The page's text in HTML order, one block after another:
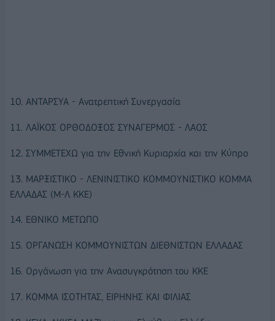
10. ΑΝΤΑΡΣΥΑ - Ανατρεπτική Συνεργασία
11. ΛΑΪΚΟΣ ΟΡΘΟΔΟΞΟΣ ΣΥΝΑΓΕΡΜΟΣ - ΛΑΟΣ
12. ΣΥΜΜΕΤΕΧΩ για την Εθνική Κυριαρχία και την Κύπρο
13. ΜΑΡΞΙΣΤΙΚΟ - ΛΕΝΙΝΙΣΤΙΚΟ ΚΟΜΜΟΥΝΙΣΤΙΚΟ ΚΟΜΜΑ
ΕΛΛΑΔΑΣ (Μ-Λ ΚΚΕ)
14. ΕΘΝΙΚΟ ΜΕΤΩΠΟ
15. ΟΡΓΑΝΩΣΗ ΚΟΜΜΟΥΝΙΣΤΩΝ ΔΙΕΘΝΙΣΤΩΝ ΕΛΛΑΔΑΣ
16. Οργάνωση για την Ανασυγκρότηση του ΚΚΕ
17. ΚΟΜΜΑ ΙΣΟΤΗΤΑΣ, ΕΙΡΗΝΗΣ ΚΑΙ ΦΙΛΙΑΣ